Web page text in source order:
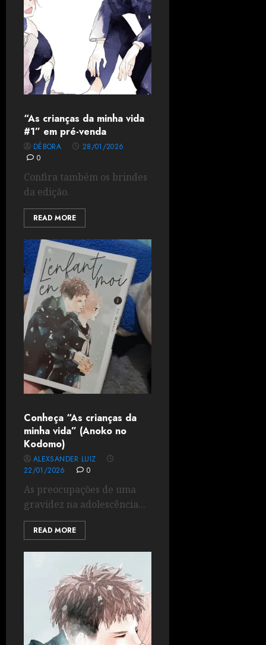
“As crianças da minha vida
#1” em pré-venda
DÉBORA
28/01/2026
0
Confira também os brindes
da edição.
READ MORE
Conheça “As crianças da
minha vida” (Anoko no
Kodomo)
ALEXSANDER LUIZ
22/01/2026
0
As preocupações de uma
gravidez na adolescência...
READ MORE